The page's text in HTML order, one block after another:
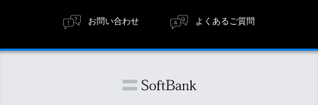
お問い合わせ よくあるご質問